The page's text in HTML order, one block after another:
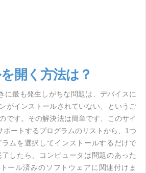
開く方法は？
に最も発生しがちな問題は、デバイスに
がインストールされていない、というご
です。その解決法は簡単です、このサイ
ポートするプログラムのリストから、1つ
ラムを選択してインストールするだけで
したら、コンピュータは問題のあった
ール済みのソフトウェアに関連付けま